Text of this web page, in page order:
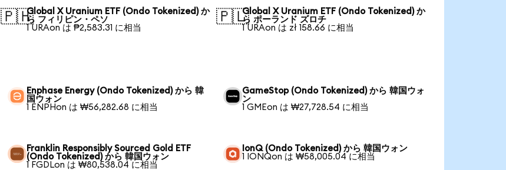
🇵🇭Global X Uranium ETF (Ondo Tokenized) か
ら フィリピン・ペソ
1 URAon は ₱2,583.31 に相当
🇵🇱Global X Uranium ETF (Ondo Tokenized) か
ら ポーランド ズロチ
1 URAon は zł 158.66 に相当
Enphase Energy (Ondo Tokenized) から 韓
国ウォン
1 ENPHon は ₩56,282.68 に相当
GameStop (Ondo Tokenized) から 韓国ウォ
ン
1 GMEon は ₩27,728.54 に相当
Franklin Responsibly Sourced Gold ETF
(Ondo Tokenized) から 韓国ウォン
1 FGDLon は ₩80,538.04 に相当
IonQ (Ondo Tokenized) から 韓国ウォン
1 IONQon は ₩58,005.04 に相当